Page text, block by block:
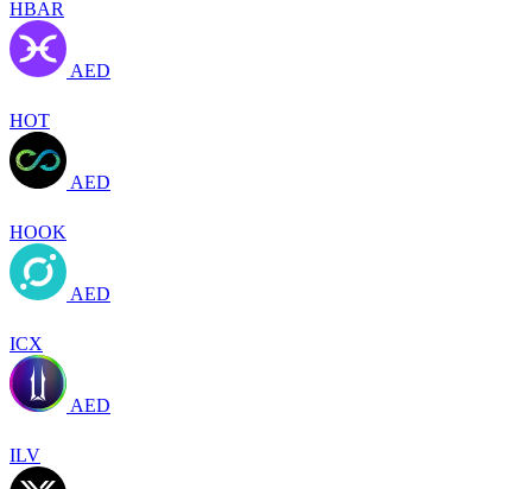
HBAR
AED
HOT
AED
HOOK
AED
ICX
AED
ILV